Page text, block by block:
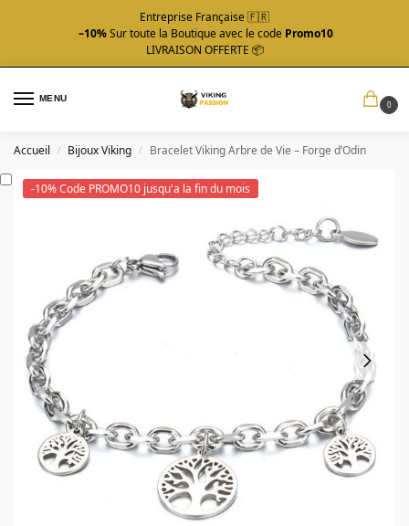
Entreprise Française 🇫🇷
–10%Sur toute la Boutique avec le code Promo10
LIVRAISON OFFERTE 📦
MENU
0
Accueil / Bijoux Viking / Bracelet Viking Arbre de Vie – Forge d’Odin
-10% Code PROMO10 jusqu'a la fin du mois